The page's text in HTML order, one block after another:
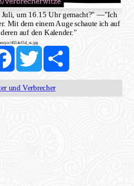
Juli, um 16.15 Uhr gemacht?" —"Ich
Mit dem einem Auge schaute ich auf
auf den Kalender."
pic!4554e15d_ss.jpg
FacebookTwitter Share
und Verbrecher